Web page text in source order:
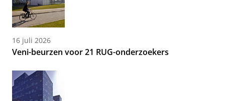
16 juli 2026
Veni-beurzen voor 21 RUG-onderzoekers